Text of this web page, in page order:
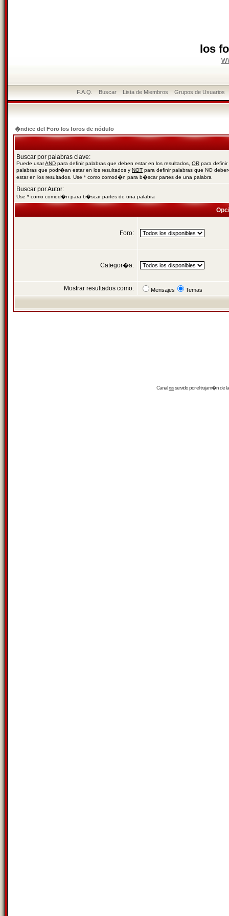
los
F.A.Q. Buscar Lista de Miembros Grupos de Usuarios
�ndice del Foro los foros de nódulo
Buscar por palabras clave:
Puede usarAND para definir palabras que deben estar en los resultados, OR para definir
palabras que podr�an estar en los resultados y NOT para definir palabras que NO
estar en los resultados. Use * como comod�n para b�scar partes de una palabra
Buscar por Autor:
Use * como comod�n para b�scar partes de una palabra
Foro:
Categor�a:
Mostrar resultados como: Mensajes Temas
Canalrssservido por eltrujam�nde